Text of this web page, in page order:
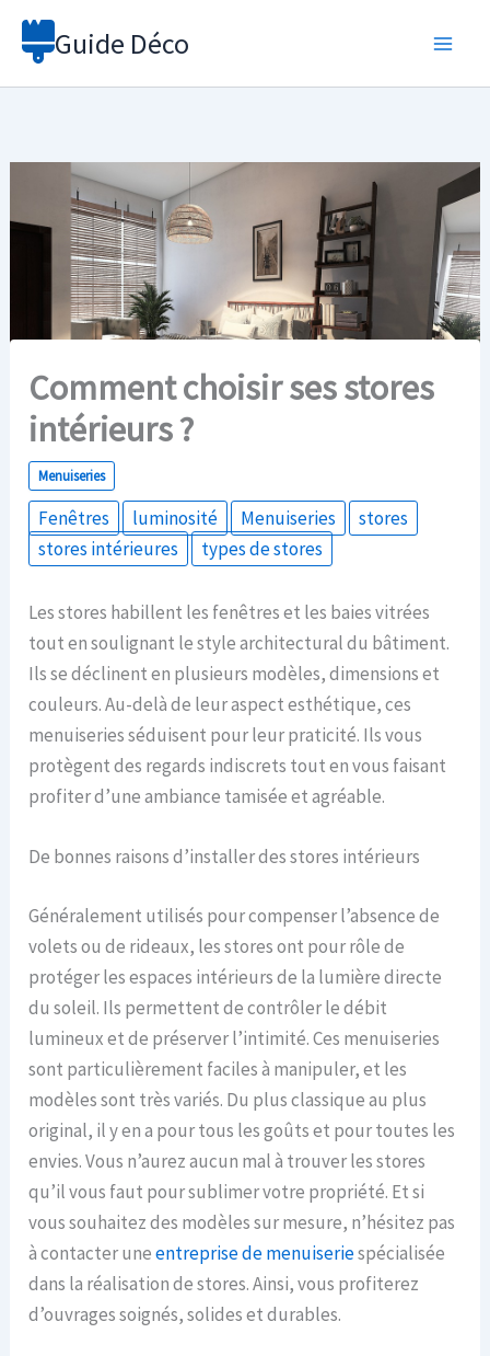
Aller
Guide Déco
Comment choisir ses stores
intérieurs ?
Menuiseries
Fenêtres luminosité Menuiseries
stores
stores intérieures
types de stores
Les stores habillent les fenêtres et les baies vitrées
tout en soulignant le style architectural du bâtiment.
Ils se déclinent en plusieurs modèles, dimensions et
couleurs. Au-delà de leur aspect esthétique, ces
menuiseries séduisent pour leur praticité. Ils vous
protègent des regards indiscrets tout en vous faisant
profiter d’une ambiance tamisée et agréable.
De bonnes raisons d’installer des stores intérieurs
Généralement utilisés pour compenser l’absence de
volets ou de rideaux, les stores ont pour rôle de
protéger les espaces intérieurs de la lumière directe
du soleil. Ils permettent de contrôler le débit
lumineux et de préserver l’intimité. Ces menuiseries
sont particulièrement faciles à manipuler, et les
modèles sont très variés. Du plus classique au plus
original, il y en a pour tous les goûts et pour toutes les
envies. Vous n’aurez aucun mal à trouver les stores
qu’il vous faut pour sublimer votre propriété. Et si
vous souhaitez des modèles sur mesure, n’hésitez pas
à contacter uneentreprise de menuiseriespécialisée
dans la réalisation de stores. Ainsi, vous profiterez
d’ouvrages soignés, solides et durables.